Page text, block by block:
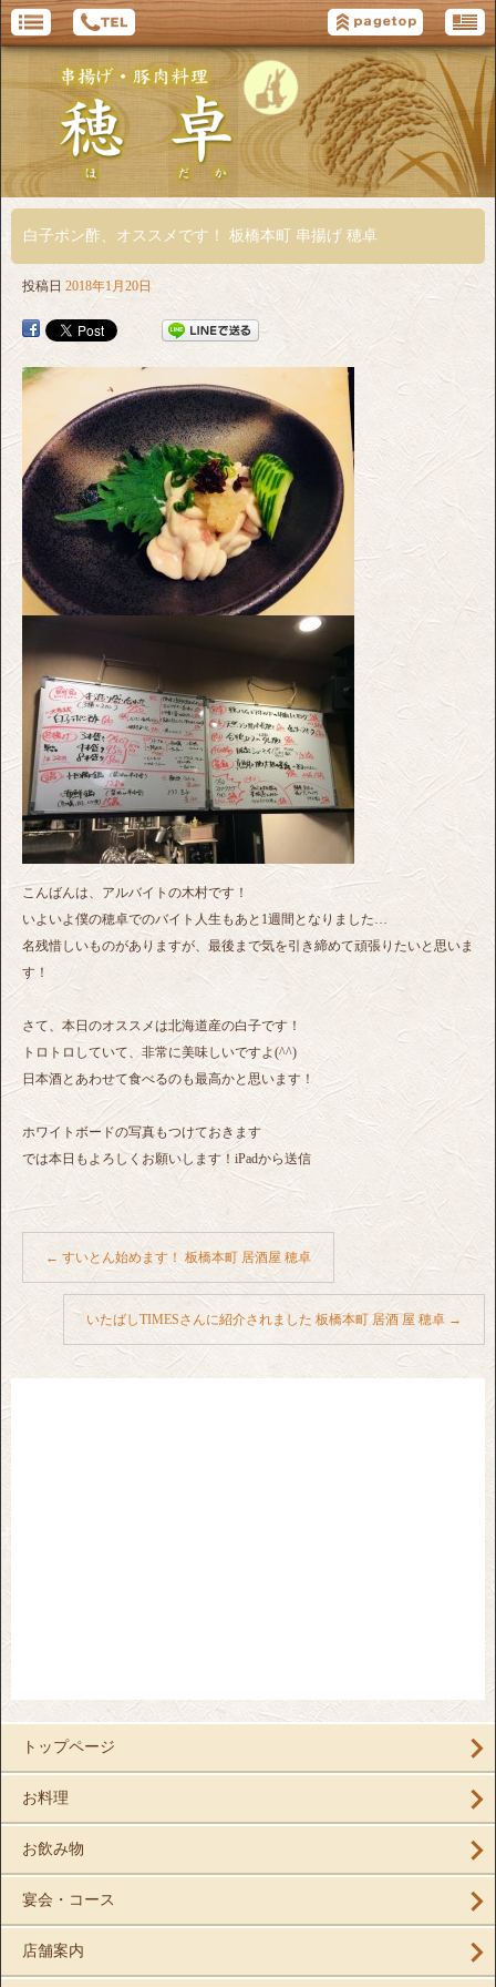
白子ポン酢、オススメです！ 板橋本町 串揚げ 穂卓
投稿日 2018年1月20日
こんばんは、アルバイトの木村です！
いよいよ僕の穂卓でのバイト人生もあと1週間となりました…
名残惜しいものがありますが、最後まで気を引き締めて頑張りたいと思いま
す！
さて、本日のオススメは北海道産の白子です！
トロトロしていて、非常に美味しいですよ(^^)
日本酒とあわせて食べるのも最高かと思います！
ホワイトボードの写真もつけておきます
では本日もよろしくお願いします！iPadから送信
← すいとん始めます！ 板橋本町 居酒屋 穂卓
いたばしTIMESさんに紹介されました 板橋本町 居酒 屋 穂卓 →
トップページ
お料理
お飲み物
宴会・コース
店舗案内